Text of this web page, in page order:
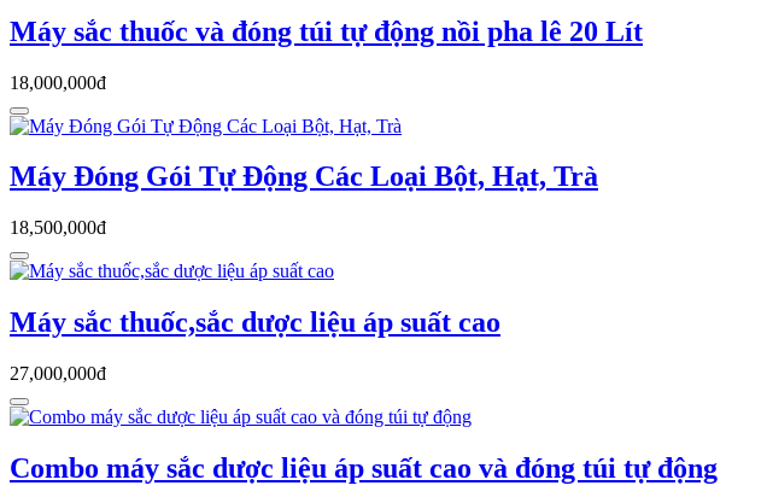
Máy sắc thuốc và đóng túi tự động nồi pha lê 20 Lít
18,000,000đ
Máy Đóng Gói Tự Động Các Loại Bột, Hạt, Trà
18,500,000đ
Máy sắc thuốc,sắc dược liệu áp suất cao
27,000,000đ
Combo máy sắc dược liệu áp suất cao và đóng túi tự động